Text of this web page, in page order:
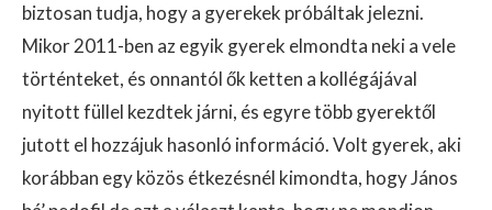
biztosan tudja, hogy a gyerekek próbáltak jelezni.
Mikor 2011-ben az egyik gyerek elmondta neki a vele
történteket, és onnantól ők ketten a kollégájával
nyitott füllel kezdtek járni, és egyre több gyerektől
jutott el hozzájuk hasonló információ. Volt gyerek, aki
korábban egy közös étkezésnél kimondta, hogy János